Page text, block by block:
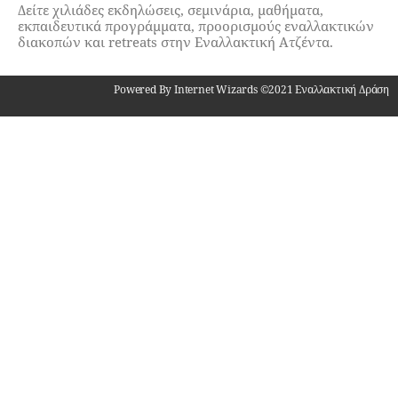
Δείτε χιλιάδες εκδηλώσεις, σεμινάρια, μαθήματα,
εκπαιδευτικά προγράμματα, προορισμούς εναλλακτικών
διακοπών και retreats στην Εναλλακτική Ατζέντα.
Powered By Internet Wizards ©2021 Εναλλακτική Δράση